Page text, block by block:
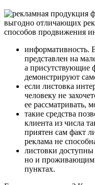
выгодно отличающих
способов продвижения
информативность.
представлен на
а присутствующие
демонстрируют
если листовка
человеку не
ее рассматривать,
такие средства
клиента из числа
приятен сам факт
реклама не
листовки
но и проживающим
пунктах.